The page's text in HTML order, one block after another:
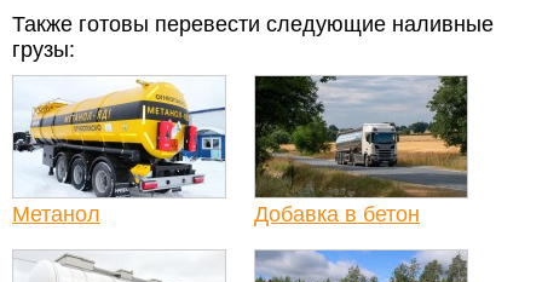
Также готовы перевести следующие наливные
грузы:
Метанол Добавка в бетон